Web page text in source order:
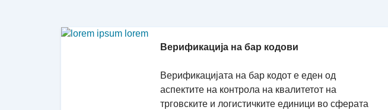
Верификација на бар кодови
Верификацијата на бар кодот е еден од
аспектите на контрола на квалитетот на
трговските и логистичките единици во сферата